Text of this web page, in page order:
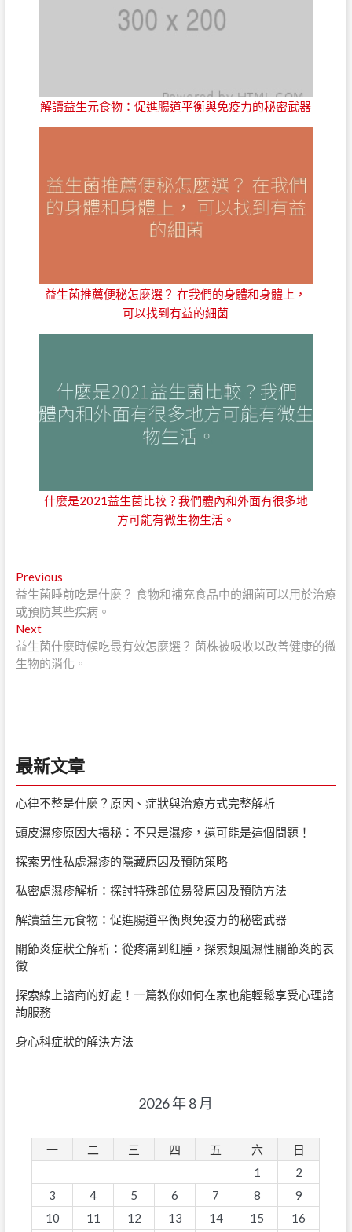
解讀益生元食物：促進腸道平衡與免疫力的秘密武器
益生菌推薦便秘怎麼選？ 在我們的身體和身體上，
可以找到有益的細菌
什麼是2021益生菌比較？我們體內和外面有很多地
方可能有微生物生活。
文
章
導
覽
PreviousPrevious
post:
益生菌睡前吃是什麼？ 食物和補充食品中的細菌可以用於治療
或預防某些疾病。
NextNext
post:
益生菌什麼時候吃最有效怎麼選？ 菌株被吸收以改善健康的微
生物的消化。
最新文章
心律不整是什麼？原因、症狀與治療方式完整解析
頭皮濕疹原因大揭秘：不只是濕疹，還可能是這個問題！
探索男性私處濕疹的隱藏原因及預防策略
私密處濕疹解析：探討特殊部位易發原因及預防方法
解讀益生元食物：促進腸道平衡與免疫力的秘密武器
關節炎症狀全解析：從疼痛到紅腫，探索類風濕性關節炎的表
徵
探索線上諮商的好處！一篇教你如何在家也能輕鬆享受心理諮
詢服務
身心科症狀的解決方法
2026 年 8 月
一 二 三 四 五 六
日
1
2
3
4 5 6 7 8
9
10
11 12 13 14 15 16